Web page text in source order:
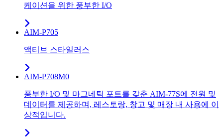
케이션을 위한 풍부한 I/O
AIM-P705
액티브 스타일러스
AIM-P708M0
풍부한 I/O 및 마그네틱 포트를 갖춘 AIM-77S에 전원 및
데이터를 제공하며, 레스토랑, 창고 및 매장 내 사용에 이
상적입니다.